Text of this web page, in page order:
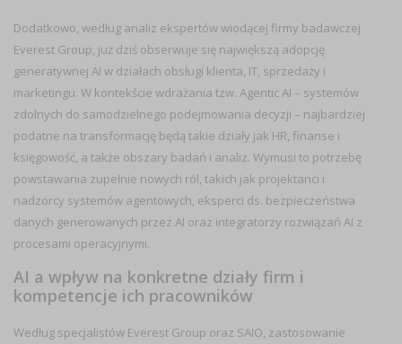
Dodatkowo, według analiz ekspertów wiodącej firmy badawczej
Everest Group, już dziś obserwuje się największą adopcję
generatywnej AI w działach obsługi klienta, IT, sprzedaży i
marketingu. W kontekście wdrażania tzw. Agentic AI – systemów
zdolnych do samodzielnego podejmowania decyzji – najbardziej
podatne na transformację będą takie działy jak HR, finanse i
księgowość, a także obszary badań i analiz. Wymusi to potrzebę
powstawania zupełnie nowych ról, takich jak projektanci i
nadzorcy systemów agentowych, eksperci ds. bezpieczeństwa
danych generowanych przez AI oraz integratorzy rozwiązań AI z
procesami operacyjnymi.
AI a wpływ na konkretne działy firm i
kompetencje ich pracowników
Według specjalistów Everest Group oraz SAIO, zastosowanie